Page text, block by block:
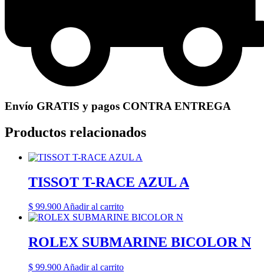
Envío GRATIS y pagos CONTRA ENTREGA
Productos relacionados
TISSOT T-RACE AZUL A
$ 99.900Añadir al carrito
ROLEX SUBMARINE BICOLOR N
$ 99.900 Añadir al carrito